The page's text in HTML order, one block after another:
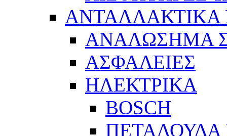
ΑΝΤΑΛΛΑΚΤΙΚΑ
ΑΝΑΛΩΣΗΜΑ
ΑΣΦΑΛΕΙΕΣ
ΗΛΕΚΤΡΙΚΑ
BOSCH
ΠΕΤΑΛΟΥΔΑ